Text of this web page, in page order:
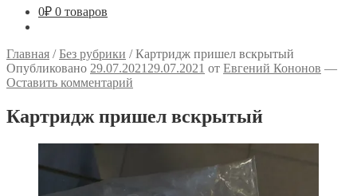
0₽ 0 товаров
Главная /Без рубрики /Картридж пришел вскрытый
Опубликовано 29.07.2021 29.07.2021 от Евгений Кононов —
Оставить комментарий
Картридж пришел вскрытый